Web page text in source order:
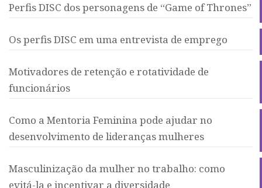
Perfis DISC dos personagens de “Game of Thrones”
Os perfis DISC em uma entrevista de emprego
Motivadores de retenção e rotatividade de
funcionários
Como a Mentoria Feminina pode ajudar no
desenvolvimento de lideranças mulheres
Masculinização da mulher no trabalho: como
evitá-la e incentivar a diversidade